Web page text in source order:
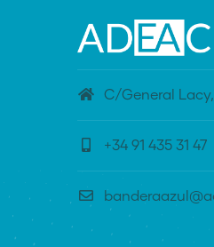
C/General Lacy,
+34 91 435 31 47